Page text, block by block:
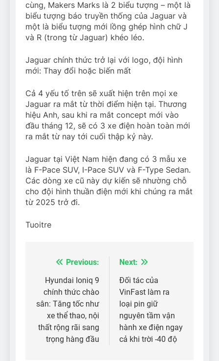
cùng, Makers Marks là 2 biểu tượng – một là
biểu tượng báo truyền thống của Jaguar và
một là biểu tượng mới lồng ghép hình chữ J
và R (trong từ Jaguar) khéo léo.
Jaguar chính thức trở lại với logo, đội hình
mới: Thay đổi hoặc biến mất
Cả 4 yếu tố trên sẽ xuất hiện trên mọi xe
Jaguar ra mắt từ thời điểm hiện tại. Thương
hiệu Anh, sau khi ra mắt concept mới vào
đầu tháng 12, sẽ có 3 xe điện hoàn toàn mới
ra mắt từ nay tới cuối thập kỷ này.
Jaguar tại Việt Nam hiện đang có 3 mẫu xe
là F-Pace SUV, I-Pace SUV và F-Type Sedan.
Các dòng xe cũ này dự kiến sẽ nhường chỗ
cho đội hình thuần điện mới khi chúng ra mắt
từ 2025 trở đi.
Tuoitre
Điều
hướng
bài
viết
Previous:
Hyundai Ioniq 9
chính thức chào
sân: Tăng tốc như
xe thể thao, nội
thất rộng rãi sang
trọng hàng đầu
Next:
Đối tác của
VinFast làm ra
loại pin giữ
nguyên tầm vận
hành xe điện ngay
cả khi trời -40 độ